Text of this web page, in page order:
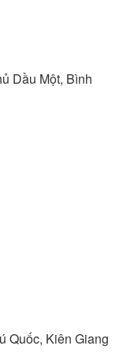
Dầu Một, Bình
Quốc, Kiên Giang